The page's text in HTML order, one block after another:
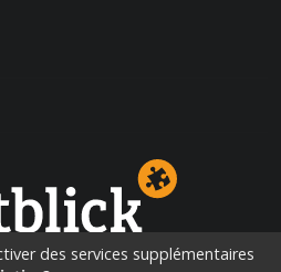
d’éducation!
des services supplémentaires